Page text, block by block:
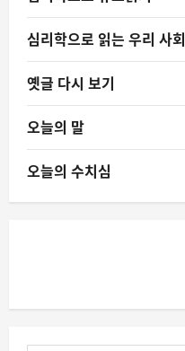
심리학으로 읽는 우리 사회
옛글 다시 보기
오늘의 말
오늘의 수치심